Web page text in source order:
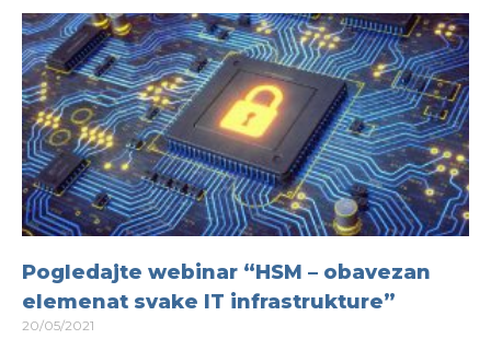
Pogledajte webinar “HSM – obavezan
elemenat svake IT infrastrukture”
20/05/2021